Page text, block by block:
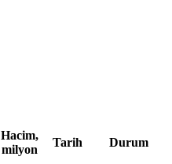
Hacim,
milyon
Tarih
Durum